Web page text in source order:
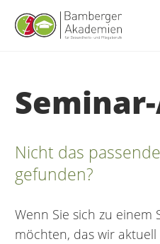
Nicht das
gefunden?
Wenn Sie sich zu einem
möchten, das wir